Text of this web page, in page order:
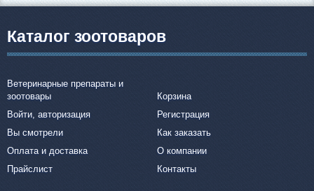
Каталог зоотоваров
Ветеринарные препараты и
зоотовары
Корзина
Войти, авторизация
Регистрация
Вы смотрели
Как заказать
Оплата и доставка
О компании
Прайслист
Контакты